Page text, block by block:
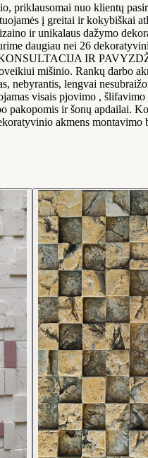
priklausomai nuo klientų
į greitai ir kokybiškai
ir unikalaus dažymo
daugiau nei 26
KONSULTACIJA IR
mišinio. Rankų darbo
nebyrantis, lengvai
visais pjovimo ,
ir šonų apdailai.
akmens montavimo